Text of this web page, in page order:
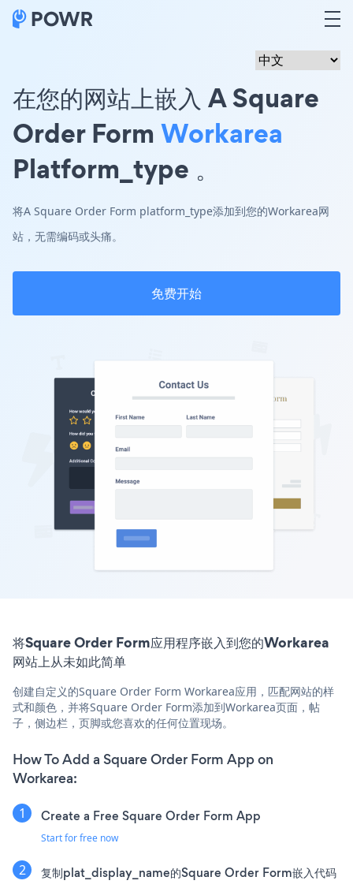
在您的网站上嵌入 A Square
Order Form Workarea
Platform_type 。
将A Square Order Form platform_type添加到您的Workarea网
站，无需编码或头痛。
免费开始
将Square Order Form应用程序嵌入到您的Workarea
网站上从未如此简单
创建自定义的Square Order Form Workarea应用，匹配网站的样
式和颜色，并将Square Order Form添加到Workarea页面，帖
子，侧边栏，页脚或您喜欢的任何位置现场。
How To Add a Square Order Form App on
Workarea:
Create a Free Square Order Form App
Start for free now
复制plat_display_name的Square Order Form嵌入代码